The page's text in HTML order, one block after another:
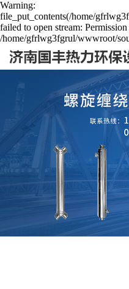
Warning:
file_put_contents(/home/
failed to open stream:
/home/gfrlwg3fgrul/wwwroot/